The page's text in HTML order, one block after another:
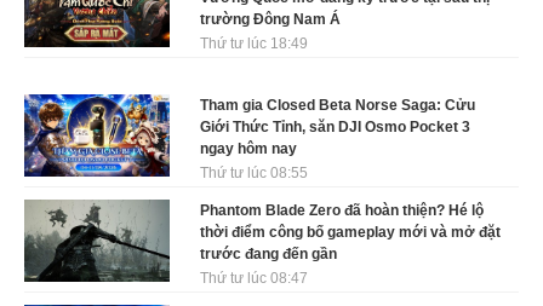
trường Đông Nam Á
Thứ tư lúc 18:49
Tham gia Closed Beta Norse Saga: Cửu
Giới Thức Tỉnh, săn DJI Osmo Pocket 3
ngay hôm nay
Thứ tư lúc 08:55
Phantom Blade Zero đã hoàn thiện? Hé lộ
thời điểm công bố gameplay mới và mở đặt
trước đang đến gần
Thứ tư lúc 08:47